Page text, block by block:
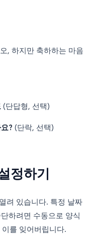
, 하지만 축하하는 마음
(단답형, 선택)
? (단락, 선택)
정하기
려 있습니다. 특정 날짜
하려면 수동으로 양식
를 잊어버립니다.